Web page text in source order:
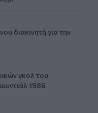
διακινητή για την
γκολ του
1986